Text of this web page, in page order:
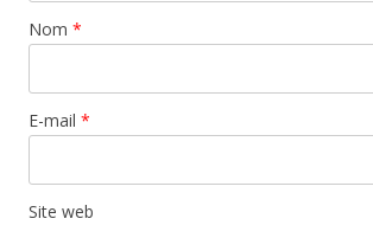
Nom *
E-mail *
Site web